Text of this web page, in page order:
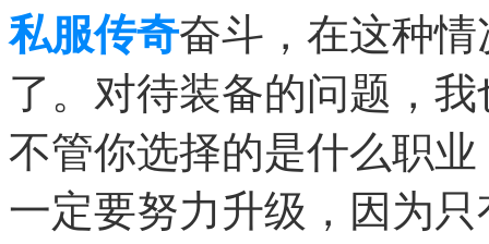
私服传奇奋斗，在这种
了。 对待装备的问题，
不管你选择的是什么职
一定要努力升级，因为